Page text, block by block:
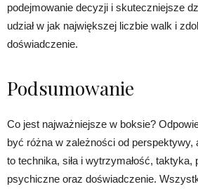
podejmowanie decyzji i skuteczniejsze
udział w jak największej liczbie walk i
doświadczenie.
Podsumowanie
Co jest najważniejsze w boksie?
być różna w zależności od perspektywy,
to technika, siła i wytrzymałość, taktyka,
psychiczne oraz doświadczenie.